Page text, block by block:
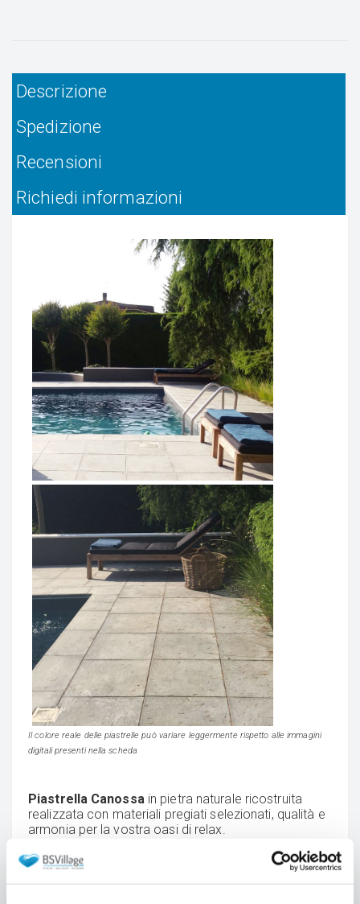
Descrizione
Spedizione
Recensioni
Richiedi informazioni
Il colore reale delle piastrelle può variare leggermente rispetto alle immagini
digitali presenti nella scheda
Piastrella Canossain pietra naturale ricostruita
realizzata con materiali pregiati selezionati, qualità e
armonia per la vostra oasi di relax.
continuità al bordo piscina, per uno stile semplice ma